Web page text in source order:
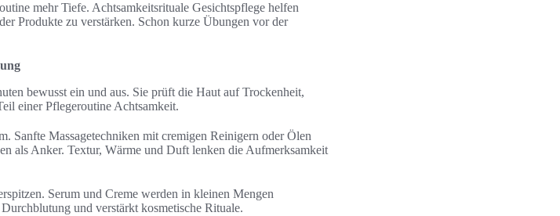
mehr Tiefe. Achtsamkeitsrituale Gesichtspflege helfen
Produkte zu verstärken. Schon kurze Übungen vor der
bewusst ein und aus. Sie prüft die Haut auf Trockenheit,
einer Pflegeroutine Achtsamkeit.
Sanfte Massagetechniken mit cremigen Reinigern oder Ölen
als Anker. Textur, Wärme und Duft lenken die Aufmerksamkeit
Serum und Creme werden in kleinen Mengen
und verstärkt kosmetische Rituale.